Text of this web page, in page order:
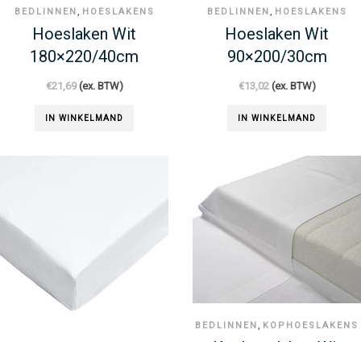
BEDLINNEN , HOESLAKENS
Hoeslaken Wit
180×220/40cm
€21,69(ex. BTW)
IN WINKELMAND
BEDLINNEN , HOESLAKENS
Hoeslaken Wit
90×200/30cm
€13,02(ex. BTW)
IN WINKELMAND
BEDLINNEN , KOPHOESLAKENS